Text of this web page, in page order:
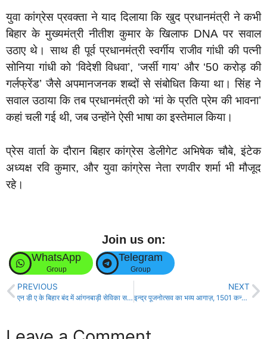
युवा कांग्रेस प्रवक्ता ने याद दिलाया कि खुद प्रधानमंत्री ने कभी
बिहार के मुख्यमंत्री नीतीश कुमार के खिलाफ DNA पर सवाल
उठाए थे। साथ ही पूर्व प्रधानमंत्री स्वर्गीय राजीव गांधी की पत्नी
सोनिया गांधी को ‘विदेशी विधवा’, ‘जर्सी गाय’ और ‘50 करोड़ की
गर्लफ्रेंड’ जैसे अपमानजनक शब्दों से संबोधित किया था। सिंह ने
सवाल उठाया कि तब प्रधानमंत्री को ‘मां के प्रति प्रेम की भावना’
कहां चली गई थी, जब उन्होंने ऐसी भाषा का इस्तेमाल किया।
प्रेस वार्ता के दौरान बिहार कांग्रेस डेलीगेट अभिषेक चौबे, इंटेक
अध्यक्ष रवि कुमार, और युवा कांग्रेस नेता रणवीर शर्मा भी मौजूद
रहे।
Join us on:
WhatsApp
Group
Telegram
Group
PREVIOUS
एन डी ए के बिहार बंद में आंगनबाड़ी सेविका सह कालेज कर्मी भी हुए शामिल!
NEXT
इन्द्र पूजनोत्सव का भव्य आगाज़, 1501 कन्याओं ने निकाली कलश शोभायात्रा!